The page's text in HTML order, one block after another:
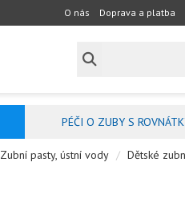
O nás Doprava a platba
PÉČI O ZUBY S
Zubní pasty, ústní vody Dětské